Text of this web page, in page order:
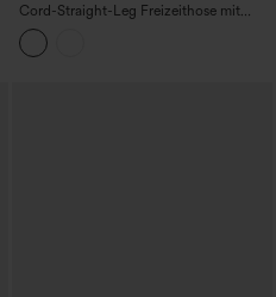
Cord-Straight-Leg Freizeithose mit
Taschen